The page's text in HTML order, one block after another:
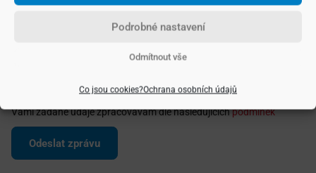
Odmítnout vše
Podrobné nastavení
Co jsou cookies?Ochrana osobních údajů
Vámi zadané údaje zpracovávám dle následujícíchpodmínek